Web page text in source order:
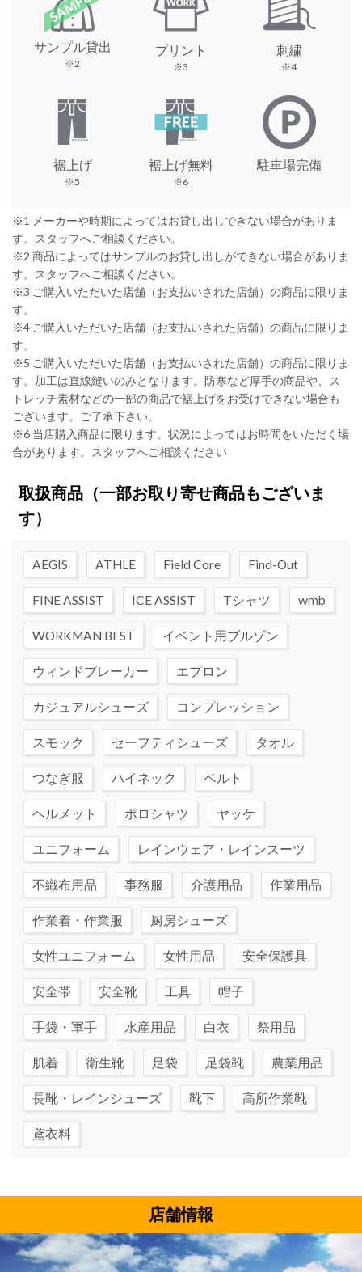
サンプル貸出
※2
プリント
※3
刺繍
※4
裾上げ
※5
裾上げ無料
※6
駐車場完備
※1 メーカーや時期によってはお貸し出しできない場合がありま
す。スタッフへご相談ください。
※2 商品によってはサンプルのお貸し出しができない場合がありま
す。スタッフへご相談ください。
※3 ご購入いただいた店舗（お支払いされた店舗）の商品に限りま
す。
※4 ご購入いただいた店舗（お支払いされた店舗）の商品に限りま
す。
※5 ご購入いただいた店舗（お支払いされた店舗）の商品に限りま
す。加工は直線縫いのみとなります。防寒など厚手の商品や、ス
トレッチ素材などの一部の商品で裾上げをお受けできない場合も
ございます。ご了承下さい。
※6 当店購入商品に限ります。状況によってはお時間をいただく場
合があります。スタッフへご相談ください
取扱商品（一部お取り寄せ商品もございま
す）
AEGIS ATHLE Field Core Find-Out
FINE ASSIST ICE ASSIST Tシャツ wmb
WORKMAN BEST イベント用ブルゾン
ウィンドブレーカー エプロン
カジュアルシューズ コンプレッション
スモック セーフティシューズ タオル
つなぎ服 ハイネック ベルト
ヘルメット ポロシャツ ヤッケ
ユニフォーム レインウェア・レインスーツ
不織布用品 事務服 介護用品 作業用品
作業着・作業服 厨房シューズ
女性ユニフォーム 女性用品 安全保護具
安全帯 安全靴 工具 帽子
手袋・軍手 水産用品 白衣 祭用品
肌着 衛生靴 足袋 足袋靴 農業用品
長靴・レインシューズ 靴下 高所作業靴
鳶衣料
店舗情報